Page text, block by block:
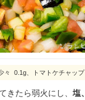
々 0.1g、トマトケチャッ
きたら弱火にし、 塩